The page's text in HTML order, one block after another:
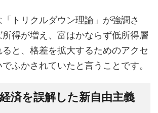
トリクルダウン理論」が強調さ
得が増え、富はかならず低所得層
と、格差を拡大するためのアクセ
ふかされていたと言うことです。
済を誤解した新自由主義